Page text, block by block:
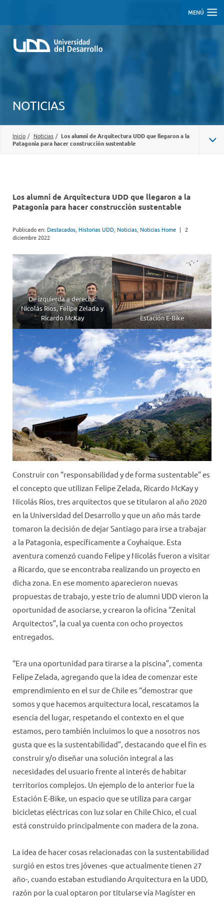
MENÚ
NOTICIAS
Inicio / Noticias / Los alumni de Arquitectura UDD que llegaron a la
Patagonia para hacer construcción sustentable
Los alumni de Arquitectura UDD que llegaron a la
Patagonia para hacer construcción sustentable
Publicado en: Destacados Historias UDD Noticias Noticias Home | 2
diciembre 2022
De izquierda a derecha:
Nicolás Ríos, Felipe Zelada y
Ricardo McKay
Estación E-Bike
Construir con “responsabilidad y de forma sustentable” es
el concepto que utilizan Felipe Zelada, Ricardo McKay y
Nicolás Ríos, tres arquitectos que se titularon al año 2020
en la Universidad del Desarrollo y que un año más tarde
tomaron la decisión de dejar Santiago para irse a trabajar
a la Patagonia, específicamente a Coyhaique. Esta
aventura comenzó cuando Felipe y Nicolás fueron a visitar
a Ricardo, que se encontraba realizando un proyecto en
dicha zona. En ese momento aparecieron nuevas
propuestas de trabajo, y este trío de alumni UDD vieron la
oportunidad de asociarse, y crearon la oficina “Zenital
Arquitectos”, la cual ya cuenta con ocho proyectos
entregados.
“Era una oportunidad para tirarse a la piscina”, comenta
Felipe Zelada, agregando que la idea de comenzar este
emprendimiento en el sur de Chile es “demostrar que
somos y que hacemos arquitectura local, rescatamos la
esencia del lugar, respetando el contexto en el que
estamos, pero también incluimos lo que a nosotros nos
gusta que es la sustentabilidad”, destacando que el fin es
construir y/o diseñar una solución integral a las
necesidades del usuario frente al interés de habitar
territorios complejos. Un ejemplo de lo anterior fue la
Estación E-Bike, un espacio que se utiliza para cargar
bicicletas eléctricas con luz solar en Chile Chico, el cual
está construido principalmente con madera de la zona.
La idea de hacer cosas relacionadas con la sustentabilidad
surgió en estos tres jóvenes -que actualmente tienen 27
año-, cuando estaban estudiando Arquitectura en la UDD,
razón por la cual optaron por titularse vía Magíster en